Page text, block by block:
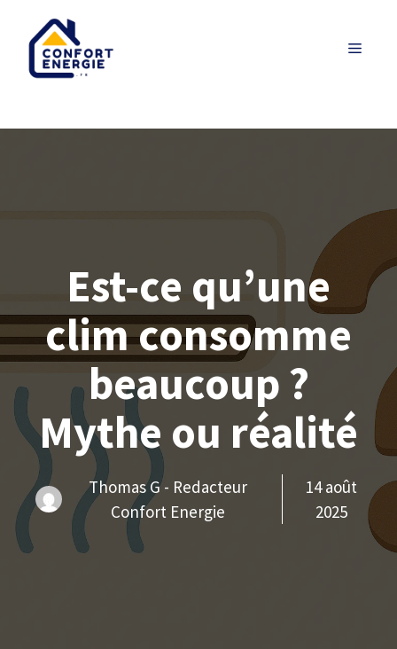
contenu
MENU
Est-ce qu’une
clim consomme
beaucoup ?
Mythe ou réalité
Thomas G - Redacteur
Confort Energie
14 août
2025